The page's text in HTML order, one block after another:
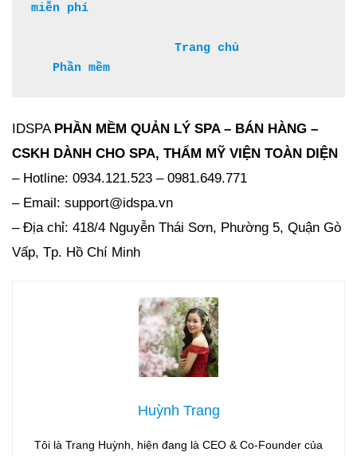
miễn phí
Trang chủ
Phần mềm
IDSPA PHẦN MỀM QUẢN LÝ SPA – BÁN HÀNG –
CSKH DÀNH CHO SPA, THẨM MỸ VIỆN TOÀN DIỆN
– Hotline: 0934.121.523 – 0981.649.771
– Email: support@idspa.vn
– Địa chỉ: 418/4 Nguyễn Thái Sơn, Phường 5, Quận Gò
Vấp, Tp. Hồ Chí Minh
Huỳnh Trang
Tôi là Trang Huỳnh, hiện đang là CEO & Co-Founder của